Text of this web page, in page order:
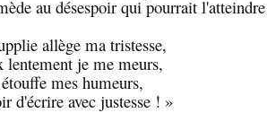
au désespoir qui pourrait l'atteindre
allège ma tristesse,
lentement je me meurs,
mes humeurs,
d'écrire avec justesse ! »